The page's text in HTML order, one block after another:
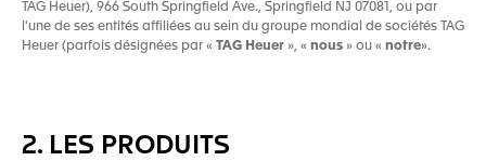
TAG Heuer), 966 South Springfield Ave., Springfield NJ 07081, ou par
l'une de ses entités affiliées au sein du groupe mondial de sociétés TAG
Heuer (parfois désignées par « TAG Heuer », « nous » ou « notre».
2. LES PRODUITS